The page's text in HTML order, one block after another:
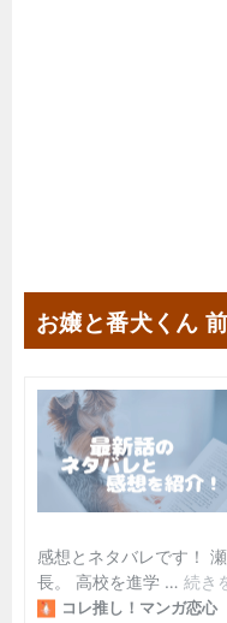
お嬢と番犬くん